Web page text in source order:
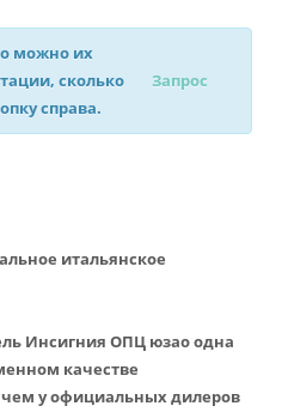
можно их
сколько
справа.
Запрос
итальянское
Инсигния ОПЦ юзао одна
качестве
у официальных дилеров